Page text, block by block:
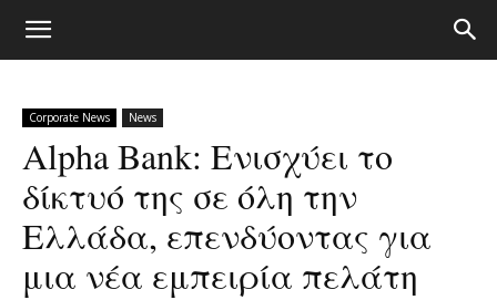
Corporate News News
Alpha Bank: Ενισχύει το
δίκτυό της σε όλη την
Ελλάδα, επενδύοντας για
μια νέα εμπειρία πελάτη